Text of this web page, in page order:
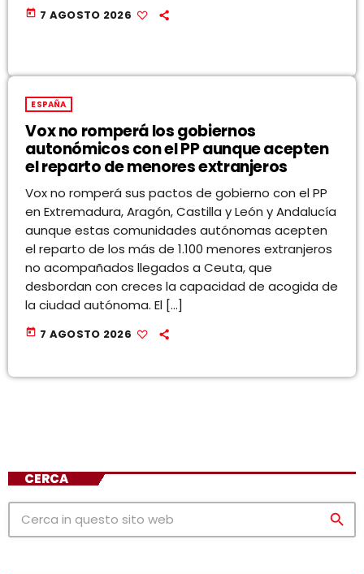
today 7 AGOSTO 2026
ESPAÑA
Vox no romperá los gobiernos
autonómicos con el PP aunque acepten
el reparto de menores extranjeros
Vox no romperá sus pactos de gobierno con el PP
en Extremadura, Aragón, Castilla y León y Andalucía
aunque estas comunidades autónomas acepten
el reparto de los más de 1.100 menores extranjeros
no acompañados llegados a Ceuta, que
desbordan con creces la capacidad de acogida de
la ciudad autónoma. El […]
today 7 AGOSTO 2026
CERCA
search